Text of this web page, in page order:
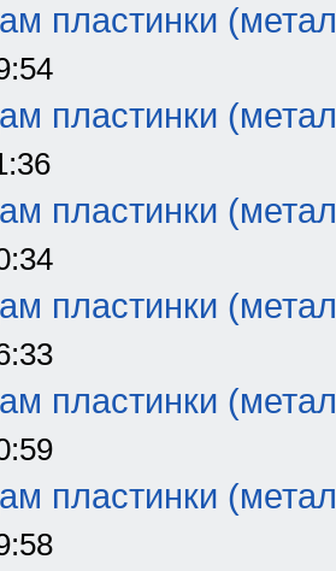
пластинки
пластинки
пластинки
пластинки
пластинки
пластинки